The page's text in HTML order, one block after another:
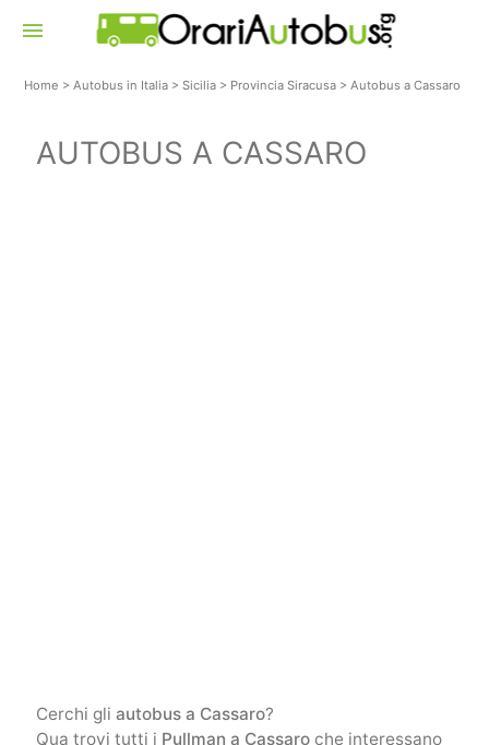
menu
Home >Autobus in Italia >Sicilia > Provincia Siracusa >Autobus a Cassaro
AUTOBUS A CASSARO
Cerchi gli autobus a Cassaro?
Qua trovi tutti i Pullman a Cassaroche interessano